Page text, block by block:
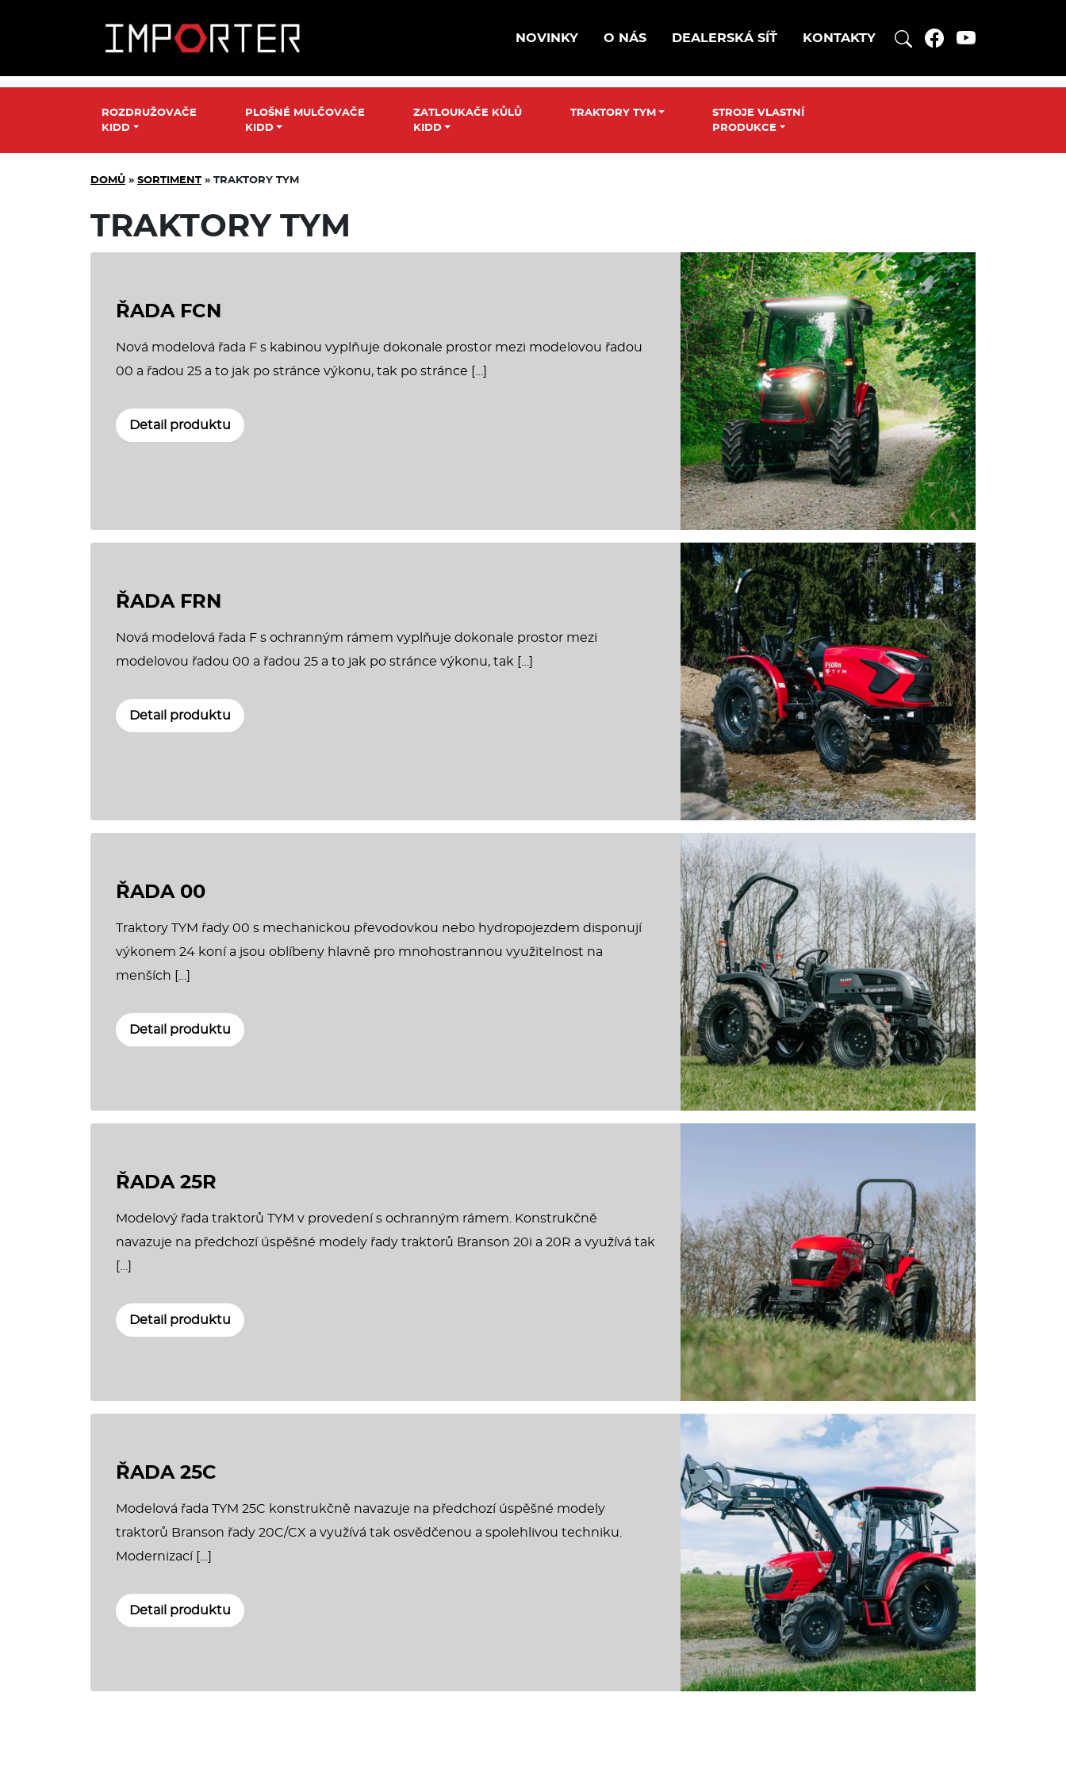
NOVINKY O NÁS DEALERSKÁ SÍŤ KONTAKTY
ROZDRUŽOVAČE
KIDD
PLOŠNÉ MULČOVAČE
KIDD
ZATLOUKAČE KŮLŮ
KIDD
TRAKTORY TYM
STROJE VLASTNÍ
PRODUKCE
DOMŮ » SORTIMENT » TRAKTORY TYM
TRAKTORY TYM
ŘADA FCN
Nová modelová řada F s kabinou vyplňuje dokonale prostor mezi modelovou řadou
00 a řadou 25 a to jak po stránce výkonu, tak po stránce […]
Detail produktu
ŘADA FRN
Nová modelová řada F s ochranným rámem vyplňuje dokonale prostor mezi
modelovou řadou 00 a řadou 25 a to jak po stránce výkonu, tak […]
Detail produktu
ŘADA 00
Traktory TYM řady 00 s mechanickou převodovkou nebo hydropojezdem disponují
výkonem 24 koní a jsou oblíbeny hlavně pro mnohostrannou využitelnost na
menších […]
Detail produktu
ŘADA 25R
Modelový řada traktorů TYM v provedení s ochranným rámem. Konstrukčně
navazuje na předchozí úspěšné modely řady traktorů Branson 20i a 20R a využívá tak
Detail produktu
ŘADA 25C
Modelová řada TYM 25C konstrukčně navazuje na předchozí úspěšné modely
traktorů Branson řady 20C/CX a využívá tak osvědčenou a spolehlivou techniku.
Modernizací […]
Detail produktu